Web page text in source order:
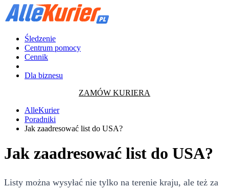
Śledzenie
Centrum pomocy
Cennik
Dla biznesu
ZAMÓW KURIERA
AlleKurier
Poradniki
Jak zaadresować list do USA?
Jak zaadresować list do USA?
Listy można wysyłać nie tylko na terenie kraju, ale też za